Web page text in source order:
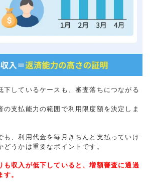
下しているケースも、審査落ちにつながる
の支払能力の範囲で利用限度額を決定しま
も、利用代金を毎月きちんと支払っていけ
どうかは重要なポイントです。
も収入が低下していると、増額審査に通過
。